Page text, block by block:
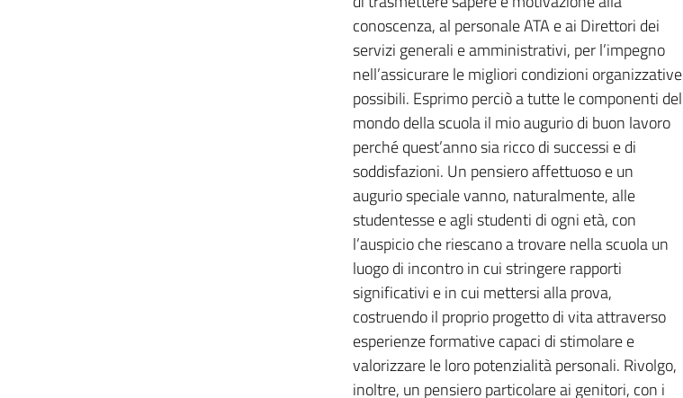
conoscenza, al personale ATA e ai Direttori dei
servizi generali e amministrativi, per l’impegno
nell’assicurare le migliori condizioni organizzative
possibili. Esprimo perciò a tutte le componenti del
mondo della scuola il mio augurio di buon lavoro
perché quest’anno sia ricco di successi e di
soddisfazioni. Un pensiero affettuoso e un
augurio speciale vanno, naturalmente, alle
studentesse e agli studenti di ogni età, con
l’auspicio che riescano a trovare nella scuola un
luogo di incontro in cui stringere rapporti
significativi e in cui mettersi alla prova,
costruendo il proprio progetto di vita attraverso
esperienze formative capaci di stimolare e
valorizzare le loro potenzialità personali. Rivolgo,
inoltre, un pensiero particolare ai genitori, con i